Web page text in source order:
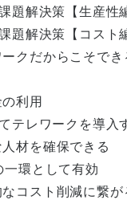
題解決策【生産性
題解決策【コスト
クだからこそでき
利用
テレワークを導入
材を確保できる
環として有効
コスト削減に繋が